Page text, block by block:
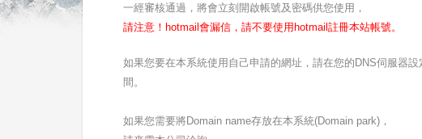
一經審核通過，將會立刻開啟帳號及密碼供您使用，
請注意！hotmail會漏信，請不要使用hotmail註冊本站帳號。
如果您要在本系統使用自己申請的網址，請在您的DNS伺服器
間。
如果您需要將Domain name存放在本系統(Domain park)，